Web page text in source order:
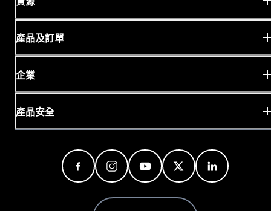
產品及訂單
企業
產品安全